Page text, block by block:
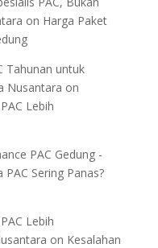
on Harga Paket
Tahunan untuk
Nusantara on
Lebih
PAC Gedung -
PAC Sering Panas?
Lebih
on Kesalahan